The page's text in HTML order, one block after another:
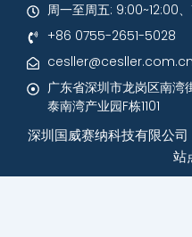
周一至周五: 9:00~12:00、
+86 0755-2651-5028
cesller@cesller.com.cn
广东省深圳市龙岗区南湾
泰南湾产业园F栋1101
深圳国威赛纳科技有限公
站